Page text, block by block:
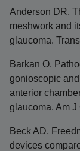
Anderson DR.
meshwork and
glaucoma.
Barkan O.
gonioscopic
anterior
glaucoma. Am J
Beck AD,
devices